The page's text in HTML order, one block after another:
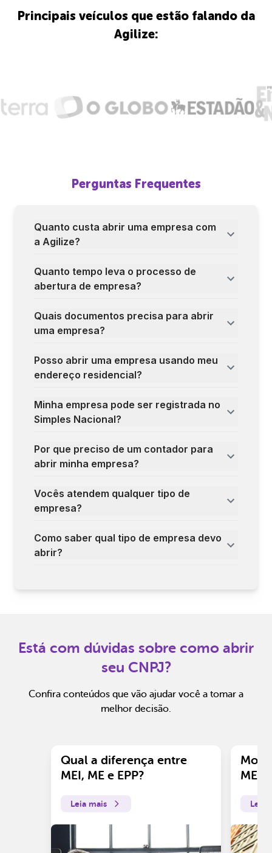
Principais veículos que estão falando da
Agilize:
Perguntas Frequentes
Quanto custa abrir uma empresa com
a Agilize?
Quanto tempo leva o processo de
abertura de empresa?
Quais documentos precisa para abrir
uma empresa?
Posso abrir uma empresa usando meu
endereço residencial?
Minha empresa pode ser registrada no
Simples Nacional?
Por que preciso de um contador para
abrir minha empresa?
Vocês atendem qualquer tipo de
empresa?
Como saber qual tipo de empresa devo
abrir?
Está com dúvidas sobre como abrir
seu CNPJ?
Confira conteúdos que vão ajudar você a tomar a
melhor decisão.
Qual a diferença entre
MEI, ME e EPP?
Leia mais
ME?
Leia